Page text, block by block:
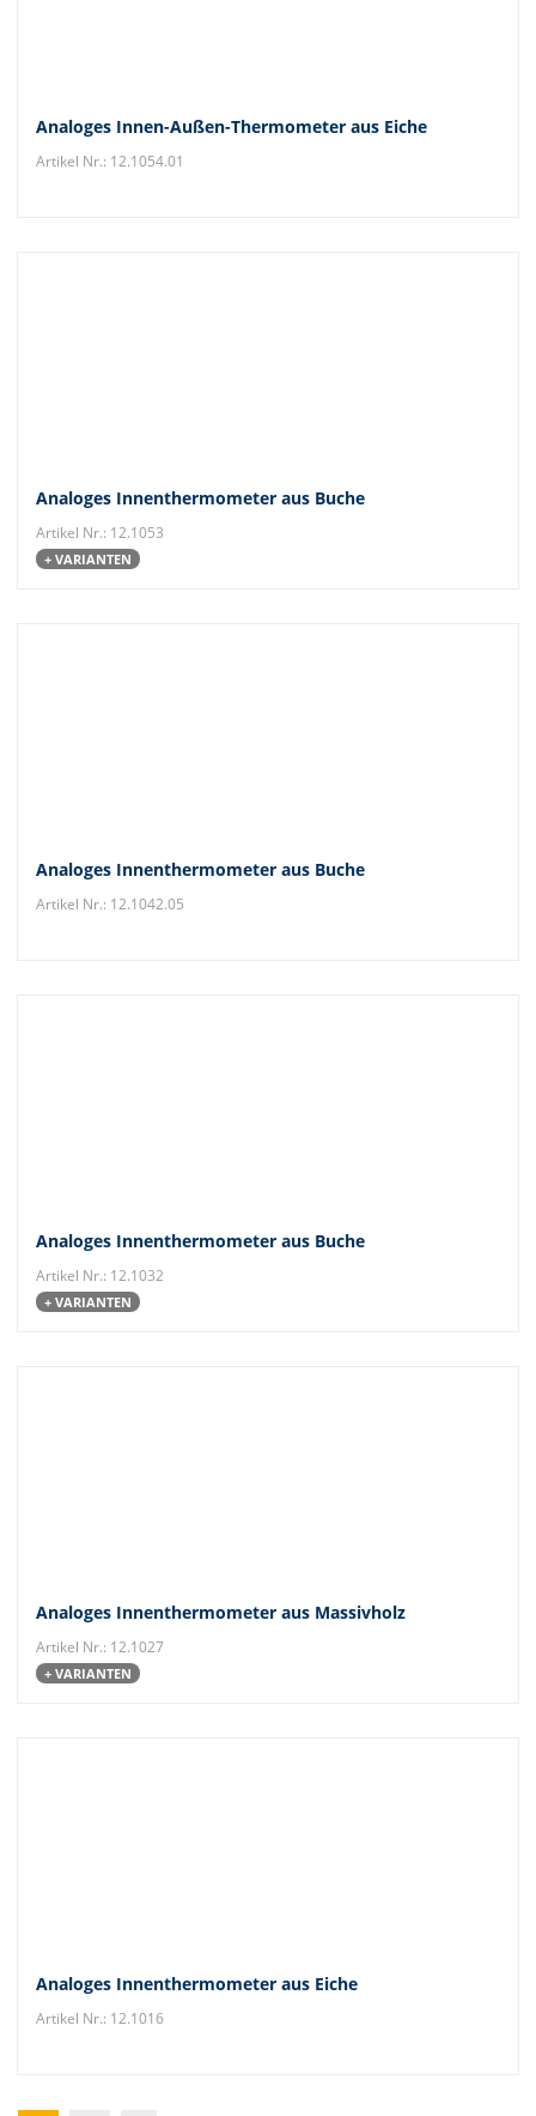
Analoges Innen-Außen-Thermometer aus Eiche
Artikel Nr.: 12.1054.01
Analoges Innenthermometer aus Buche
Artikel Nr.: 12.1053
+ VARIANTEN
Analoges Innenthermometer aus Buche
Artikel Nr.: 12.1042.05
Analoges Innenthermometer aus Buche
Artikel Nr.: 12.1032
+ VARIANTEN
Analoges Innenthermometer aus Massivholz
Artikel Nr.: 12.1027
+ VARIANTEN
Analoges Innenthermometer aus Eiche
Artikel Nr.: 12.1016